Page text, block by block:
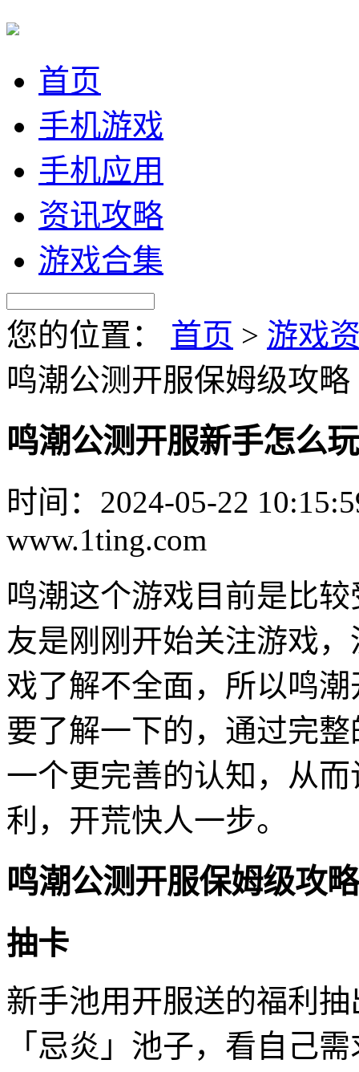
首页
手机游戏
手机应用
资讯攻略
游戏合集
您的位置： 首页 > 游戏
鸣潮公测开服保姆级攻略
鸣潮公测开服新手怎么
时间：2024-05-22
www.1ting.com
鸣潮这个游戏目前是比
友是刚刚开始关注游戏
戏了解不全面，所以鸣
要了解一下的，通过完
一个更完善的认知，从
利，开荒快人一步。
鸣潮公测开服保姆级攻
抽卡
新手池用开服送的福利
「忌炎」池子，看自己